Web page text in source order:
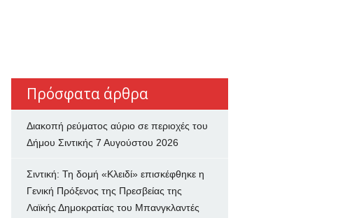
Πρόσφατα άρθρα
Διακοπή ρεύματος αύριο σε περιοχές του
Δήμου Σιντικής 7 Αυγούστου 2026
Σιντική: Τη δομή «Κλειδί» επισκέφθηκε η
Γενική Πρόξενος της Πρεσβείας της
Λαϊκής Δημοκρατίας του Μπανγκλαντές